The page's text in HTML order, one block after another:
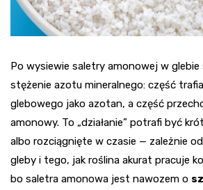
Po wysiewie saletry amonowej w glebie
stężenie azotu mineralnego: część
glebowego jako azotan, a część
amonowy. To „działanie” potrafi być
albo rozciągnięte w czasie — zależnie
gleby i tego, jak roślina akurat pracuje
bo saletra amonowa jest nawozem o